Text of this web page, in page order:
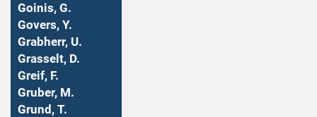
Goinis, G.
Govers, Y.
Grabherr, U.
Grasselt, D.
Greif, F.
Gruber, M.
Grund, T.